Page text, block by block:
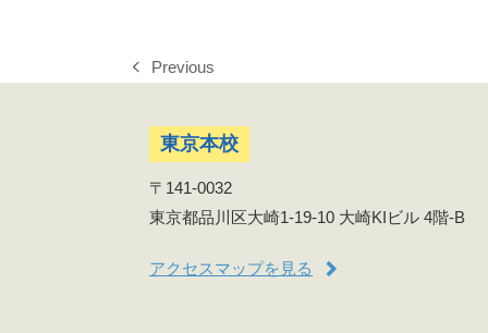
previous
Previous
東京本校
〒141-0032
東京都品川区大崎1-19-10 大崎KIビル 4階-B
アクセスマップを見る